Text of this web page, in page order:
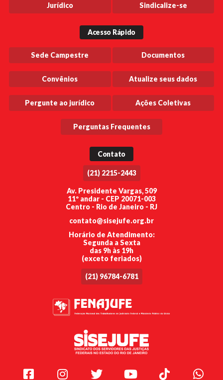
Jurídico Sindicalize-se
Acesso Rápido
Sede Campestre Documentos
Convênios Atualize seus dados
Pergunte ao jurídico Ações Coletivas
Perguntas Frequentes
Contato
(21) 2215-2443
Av. Presidente Vargas, 509
11º andar - CEP 20071-003
Centro - Rio de Janeiro - RJ
contato@sisejufe.org.br
Horário de Atendimento:
Segunda a Sexta
das 9h às 19h
(exceto feriados)
(21) 96784-6781
Facebook Instagram Twitter Youtube TikTok